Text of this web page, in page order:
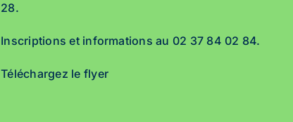
28.
Inscriptions et informations au 02 37 84 02 84.
Téléchargez le flyer